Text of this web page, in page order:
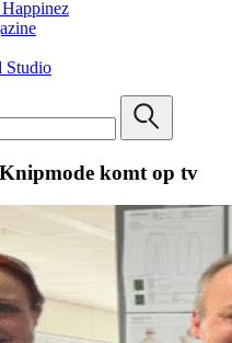
Studio
komt op tv